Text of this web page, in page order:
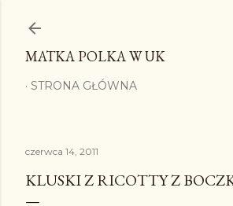
MATKA POLKA W UK
STRONA GŁÓWNA
czerwca 14, 2011
KLUSKI Z RICOTTY Z